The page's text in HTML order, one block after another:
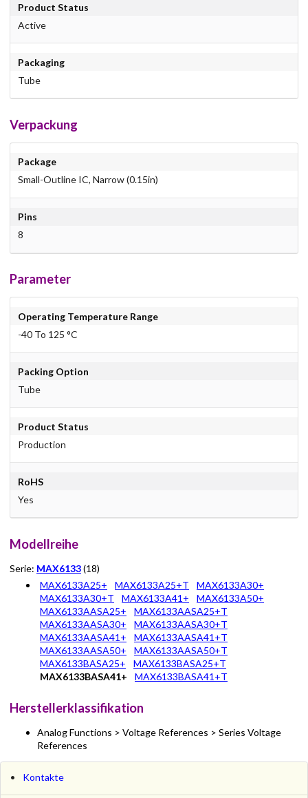
Product Status
Active
Packaging
Tube
Verpackung
Package
Small-Outline IC, Narrow (0.15in)
Pins
8
Parameter
Operating Temperature Range
-40 To 125 °C
Packing Option
Tube
Product Status
Production
RoHS
Yes
Modellreihe
Serie: MAX6133(18)
MAX6133A25+
MAX6133A25+T
MAX6133A30+
MAX6133A30+T
MAX6133A41+
MAX6133A50+
MAX6133AASA25+
MAX6133AASA25+T
MAX6133AASA30+
MAX6133AASA30+T
MAX6133AASA41+
MAX6133AASA41+T
MAX6133AASA50+
MAX6133AASA50+T
MAX6133BASA25+
MAX6133BASA25+T
MAX6133BASA41+
MAX6133BASA41+T
Herstellerklassifikation
Analog Functions > Voltage References > Series Voltage
References
Kontakte